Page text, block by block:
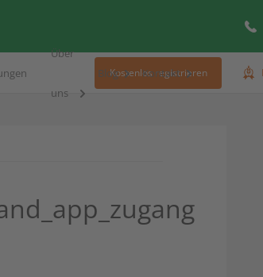
Über
uns
Blog Kontakt
Kostenlos registrieren